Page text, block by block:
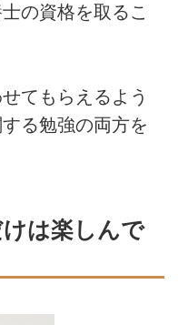
の資格を取るこ
てもらえるよう
る勉強の両方を
は楽しんで